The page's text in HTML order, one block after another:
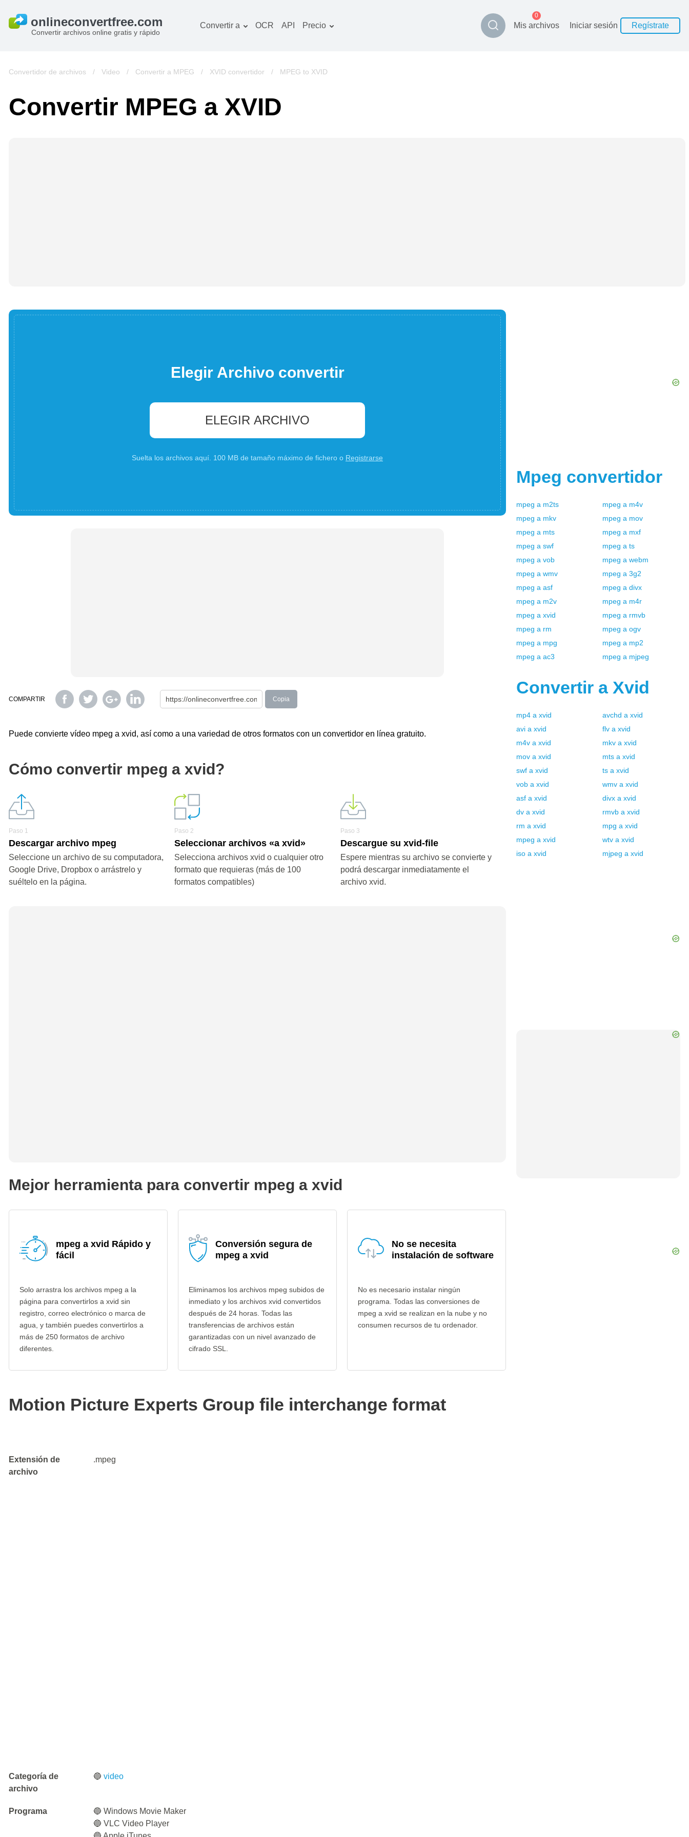
Convertir archivos online gratis y rápido
Convertir a
Imagines convertidor
Libros convertidor
OCR API Precio Mis archivos
0
Iniciar sesión Regístrate
Convertidor de archivos / Video / Convertir a MPEG / XVID convertidor / MPEG to XVID
Convertir MPEG a XVID
Elegir Archivo convertir
ELEGIR ARCHIVO
Suelta los archivos aquí. 100 MB de tamaño máximo de fichero o Registrarse
COMPARTIR Copia
Puede convierte vídeo mpeg a xvid, así como a una variedad de otros formatos con un convertidor en línea gratuito.
Cómo convertir mpeg a xvid?
Paso 1
Descargar archivo mpeg
Seleccione un archivo de su computadora,
Google Drive, Dropbox o arrástrelo y
suéltelo en la página.
Paso 2
Seleccionar archivos «a xvid»
Selecciona archivos xvid o cualquier otro
formato que requieras (más de 100
formatos compatibles)
Paso 3
Descargue su xvid-file
Espere mientras su archivo se convierte y
podrá descargar inmediatamente el
archivo xvid.
Mejor herramienta para convertir mpeg a xvid
mpeg a xvid Rápido y
fácil
Solo arrastra los archivos mpeg a la
página para convertirlos a xvid sin
registro, correo electrónico o marca de
agua, y también puedes convertirlos a
más de 250 formatos de archivo
diferentes.
Conversión segura de
mpeg a xvid
Eliminamos los archivos mpeg subidos de
inmediato y los archivos xvid convertidos
después de 24 horas. Todas las
transferencias de archivos están
garantizadas con un nivel avanzado de
cifrado SSL.
No se necesita
instalación de software
No es necesario instalar ningún
programa. Todas las conversiones de
mpeg a xvid se realizan en la nube y no
consumen recursos de tu ordenador.
Motion Picture Experts Group file interchange format
Extensión de
archivo
.mpeg
Categoría de
archivo
🔵video
Programa
🔵 Windows Movie Maker
🔵 VLC Video Player
Mpeg convertidor
mpeg a m2ts mpeg a m4v
mpeg a mkv mpeg a mov
mpeg a mts mpeg a mxf
mpeg a swf mpeg a ts
mpeg a vob mpeg a webm
mpeg a wmv mpeg a 3g2
mpeg a asf mpeg a divx
mpeg a m2v mpeg a m4r
mpeg a xvid mpeg a rmvb
mpeg a rm mpeg a ogv
mpeg a mpg mpeg a mp2
mpeg a ac3 mpeg a mjpeg
Convertir a Xvid
mp4 a xvid avchd a xvid
avi a xvid flv a xvid
m4v a xvid mkv a xvid
mov a xvid mts a xvid
swf a xvid ts a xvid
vob a xvid wmv a xvid
asf a xvid divx a xvid
dv a xvid rmvb a xvid
rm a xvid mpg a xvid
mpeg a xvid wtv a xvid
iso a xvid mjpeg a xvid